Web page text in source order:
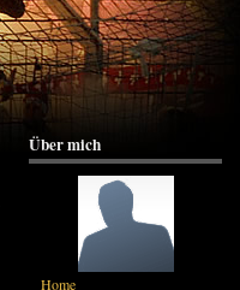
Über mich
Home